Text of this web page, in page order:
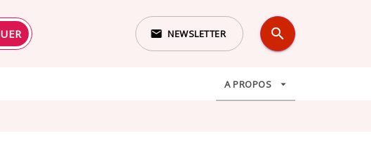
email NEWSLETTER search
A PROPOS arrow_drop_down